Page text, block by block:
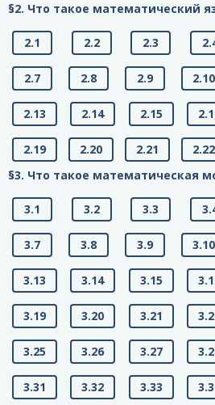
§2. Что такое математический
2.1 2.2 2.3
2.7 2.8 2.9 2.10
2.13 2.14 2.15
2.19 2.20 2.21 2.22
§3. Что такое математическая
3.1 3.2 3.3
3.7 3.8 3.9 3.10
3.13 3.14 3.15
3.19 3.20 3.21
3.25 3.26 3.27
3.31 3.32 3.33